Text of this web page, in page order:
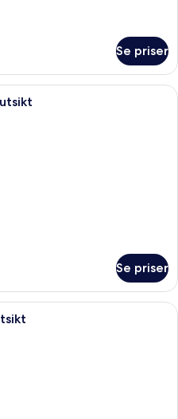
Se priser
Ett hotell med flera balkonger med
Se priser
En terrass med ett bord, stolar och